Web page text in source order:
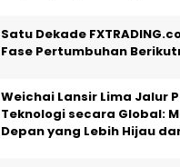
Satu Dekade
Fase Pertumbuhan
Weichai Lansir Lima Jalur
Teknologi secara Global:
Depan yang Lebih Hijau